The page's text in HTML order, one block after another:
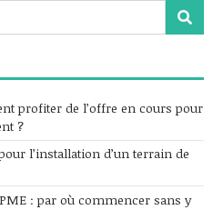
profiter de l’offre en cours pour
?
l’installation d’un terrain de
: par où commencer sans y